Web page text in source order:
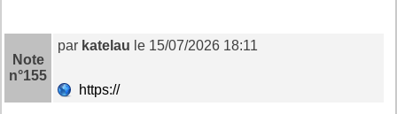
Note
n°155
par katelau le 15/07/2026 18:11
https://